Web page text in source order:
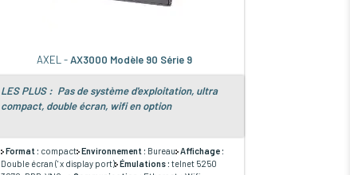
AXEL -AX3000 Modèle 90 Série 9
LES PLUS : Pas de système d'exploitation, ultra
compact, double écran, wifi en option
Format : compact Environnement : Bureau Affichage :
Double écran (' x display port) Émulations : telnet 5250